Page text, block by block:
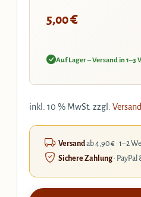
5,00€
Auf Lager – Versand in 1–3
inkl. 10 % MwSt. zzgl.
Versandab 4,90 € · 1–2
Sichere Zahlung·